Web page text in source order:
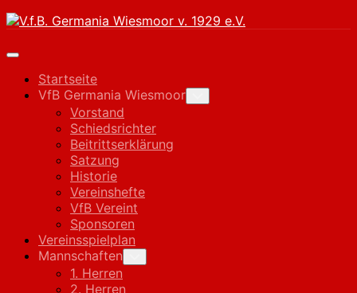
Skip
content
Expand
Startseite
VfB Germania Wiesmoor
Child
Vorstand
Schiedsrichter
Beitrittserklärung
Satzung
Historie
Vereinshefte
VfB Vereint
Sponsoren
Vereinsspielplan
Mannschaften
Child
1. Herren
2. Herren